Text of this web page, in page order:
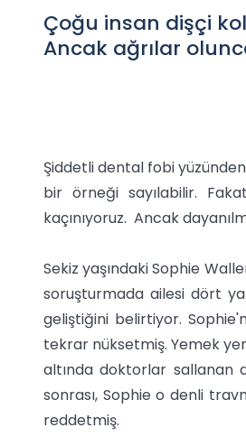
Çoğu insan dişçi
Ancak ağrılar
Şiddetli dental fobi
bir örneği sayılabilir.
kaçınıyoruz. Ancak
Sekiz yaşındaki Sophie
soruşturmada ailesi dört
geliştiğini belirtiyor.
tekrar nüksetmiş. Yemek
altında doktorlar sallanan
sonrası, Sophie o denli
reddetmiş.